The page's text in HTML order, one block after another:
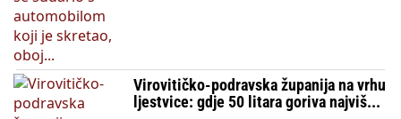
Virovitičko-podravska županija na vrhu
ljestvice: gdje 50 litara goriva najviš...